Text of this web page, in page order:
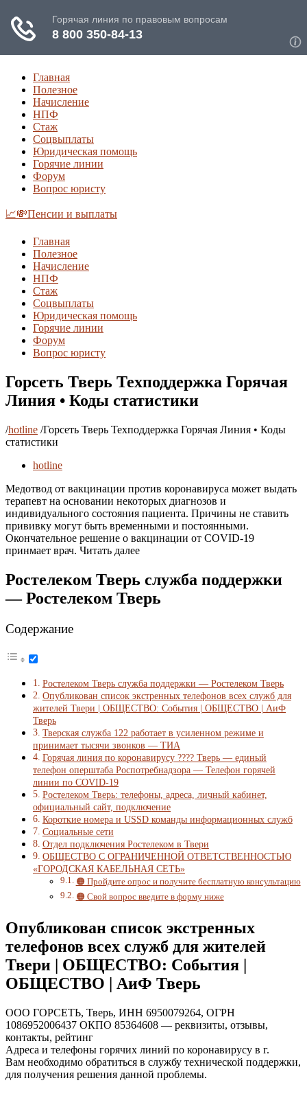
Главная
Полезное
Начисление
НПФ
Стаж
Соцвыплаты
Юридическая помощь
Горячие линии
Форум
Вопрос юристу
📈💸Пенсии и выплаты
Главная
Полезное
Начисление
НПФ
Стаж
Соцвыплаты
Юридическая помощь
Горячие линии
Форум
Вопрос юристу
Горсеть Тверь Техподдержка Горячая
Линия • Коды статистики
/hotline /Горсеть Тверь Техподдержка Горячая Линия • Коды
статистики
hotline
Медотвод от вакцинации против коронавируса может выдать
терапевт на основании некоторых диагнозов и
индивидуального состояния пациента. Причины не ставить
прививку могут быть временными и постоянными.
Окончательное решение о вакцинации от COVID-19
принмает врач. Читать далее
Ростелеком Тверь служба поддержки
— Ростелеком Тверь
Содержание
Ростелеком Тверь служба поддержки — Ростелеком Тверь
Опубликован список экстренных телефонов всех служб для
жителей Твери | ОБЩЕСТВО: События | ОБЩЕСТВО | АиФ
Тверь
Тверская служба 122 работает в усиленном режиме и
принимает тысячи звонков — ТИА
Горячая линия по коронавирусу ???? Тверь — единый
телефон оперштаба Роспотребнадзора — Телефон горячей
линии по COVID-19
Ростелеком Тверь: телефоны, адреса, личный кабинет,
официальный сайт, подключение
Короткие номера и USSD команды информационных служб
Социальные сети
Отдел подключения Ростелеком в Твери
ОБЩЕСТВО С ОГРАНИЧЕННОЙ ОТВЕТСТВЕННОСТЬЮ
«ГОРОДСКАЯ КАБЕЛЬНАЯ СЕТЬ»
🟠 Пройдите опрос и получите бесплатную консультацию
🟠 Свой вопрос введите в форму ниже
Опубликован список экстренных
телефонов всех служб для жителей
Твери | ОБЩЕСТВО: События |
ОБЩЕСТВО | АиФ Тверь
ООО ГОРСЕТЬ, Тверь, ИНН 6950079264, ОГРН
1086952006437 ОКПО 85364608 — реквизиты, отзывы,
контакты, рейтинг
Адреса и телефоны горячих линий по коронавирусу в г.
Вам необходимо обратиться в службу технической поддержки,
для получения решения данной проблемы.